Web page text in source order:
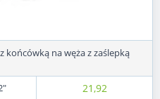
końcówką na węża z zaślepką
21,92